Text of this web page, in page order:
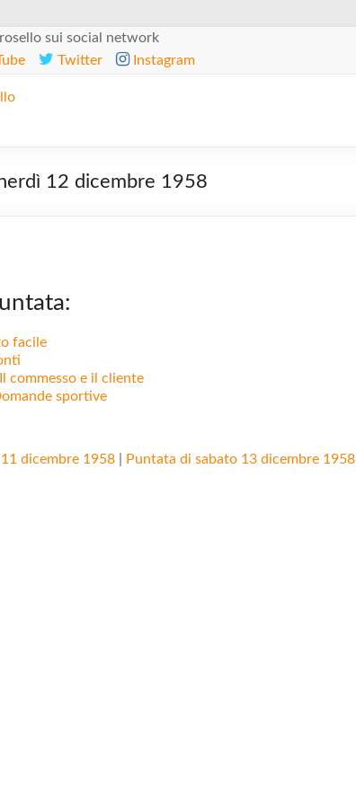
sui social network
Twitter Instagram
12 dicembre 1958
facile
Il commesso e il cliente
sportive
dicembre 1958 Puntata di sabato 13 dicembre 1958